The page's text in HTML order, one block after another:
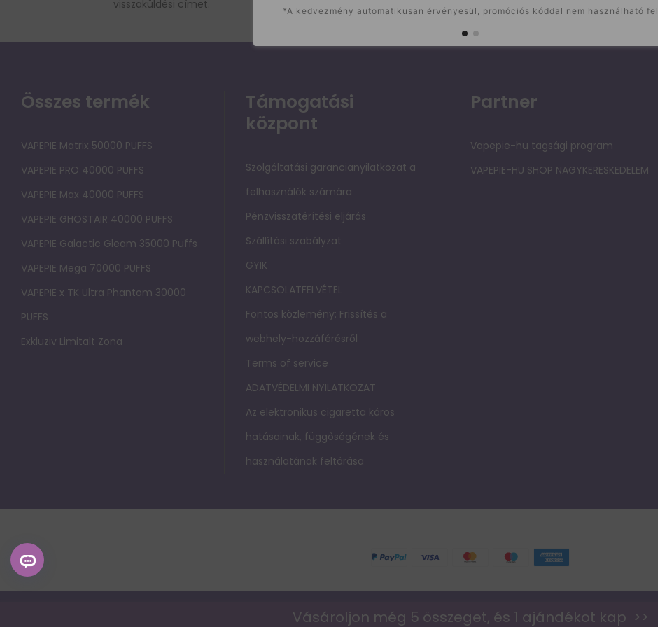
visszaküldési címet.
Összes termék
VAPEPIE Matrix 50000 PUFFS
VAPEPIE PRO 40000 PUFFS
VAPEPIE Max 40000 PUFFS
VAPEPIE GHOSTAIR 40000 PUFFS
VAPEPIE Galactic Gleam 35000 Puffs
VAPEPIE Mega 70000 PUFFS
VAPEPIE x TK Ultra Phantom 30000
PUFFS
Exkluziv Limitalt Zona
Támogatási
központ
Szolgáltatási garancianyilatkozat a
felhasználók számára
Pénzvisszatérítési eljárás
Szállítási szabályzat
GYIK
KAPCSOLATFELVÉTEL
Fontos közlemény: Frissítés a
webhely-hozzáférésről
Terms of service
ADATVÉDELMI NYILATKOZAT
Az elektronikus cigaretta káros
hatásainak, függőségének és
használatának feltárása
Partner
Vapepie-hu tagsági program
VAPEPIE-HU SHOP NAGYKERESKEDELEM
*A kedvezmény automatikusan érvényesül, promóciós kóddal nem használható fel
Vásároljon még 5 összeget, és 1 ajándékot kap